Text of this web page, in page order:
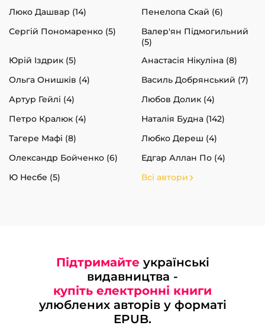
Люко Дашвар (14)
Пенелопа Скай (6)
Сергій Пономаренко (5)
Валер'ян Підмогильний
(5)
Юрій Іздрик (5)
Анастасія Нікуліна (8)
Ольга Онишків (4)
Василь Добрянський (7)
Артур Гейлі (4)
Любов Долик (4)
Петро Кралюк (4)
Наталія Будна (142)
Тагере Мафі (8)
Любко Дереш (4)
Олександр Бойченко (6)
Едгар Аллан По (4)
Ю Несбе (5)
Всі автори
Підтримайте українські
видавництва -
купіть електронні книги
улюблених авторів у форматі
EPUB.